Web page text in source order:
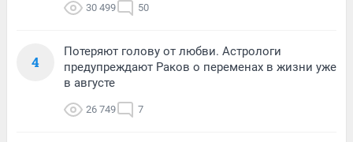
30 499 50
4
Потеряют голову от любви. Астрологи
предупреждают Раков о переменах в жизни уже
в августе
26 749 7